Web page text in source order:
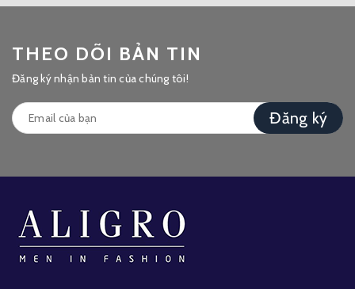
THEO DÕI BẢN TIN
Đăng ký nhận bản tin của chúng tôi!
Đăng ký